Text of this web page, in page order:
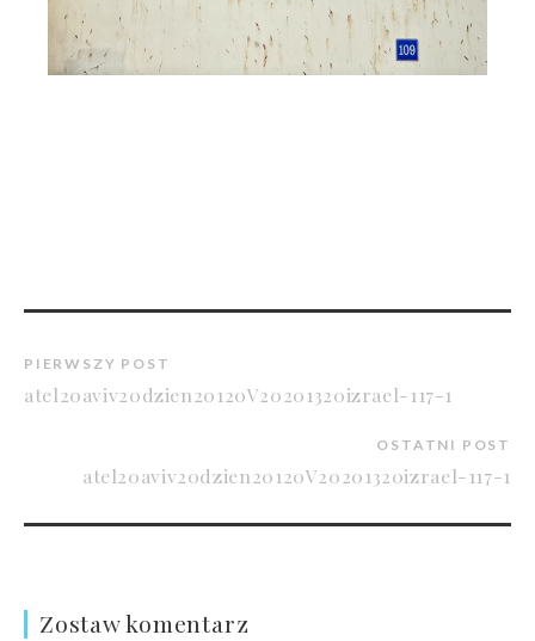
PIERWSZY POST
atel20aviv20dzien20120V20201320izrael-117-1
OSTATNI POST
atel20aviv20dzien20120V20201320izrael-117-1
Zostaw komentarz